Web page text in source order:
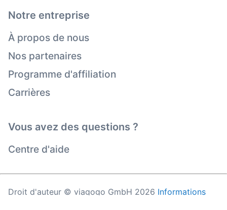
Notre entreprise
À propos de nous
Nos partenaires
Programme d'affiliation
Carrières
Vous avez des questions ?
Centre d'aide
Droit d'auteur © viagogo GmbH 2026 Informations